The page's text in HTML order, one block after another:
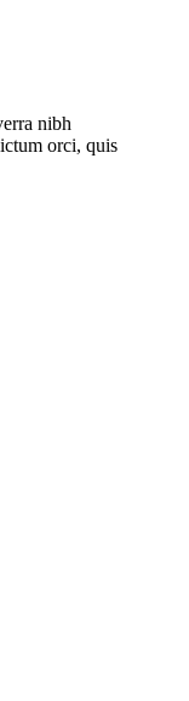
nibh
orci, quis